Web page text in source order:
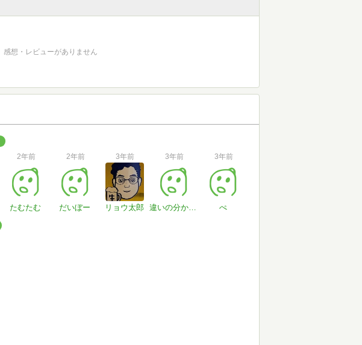
感想・レビューがありません
2年前
たむたむ
2年前
だいぼー
3年前
リョウ太郎
3年前
違いの分からない男
3年前
ぺ